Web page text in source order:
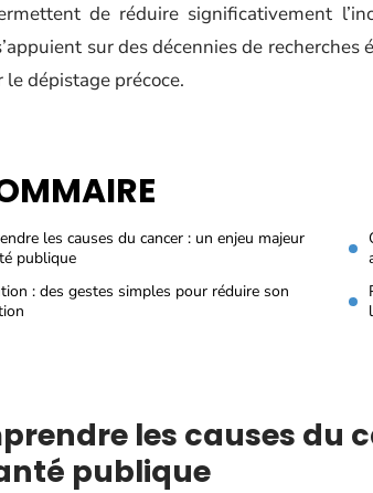
de réduire significativement
sur des décennies de
le dépistage précoce.
les causes du cancer : un enjeu majeur
publique
: des gestes simples pour réduire son
les causes du
publique